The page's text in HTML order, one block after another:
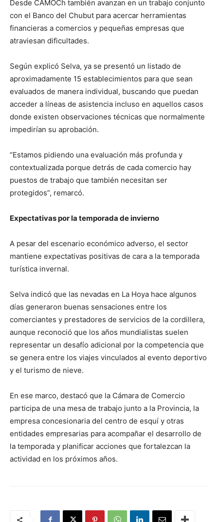
Desde CAMOCh también avanzan en un trabajo conjunto
con el Banco del Chubut para acercar herramientas
financieras a comercios y pequeñas empresas que
atraviesan dificultades.
Según explicó Selva, ya se presentó un listado de
aproximadamente 15 establecimientos para que sean
evaluados de manera individual, buscando que puedan
acceder a líneas de asistencia incluso en aquellos casos
donde existen observaciones técnicas que normalmente
impedirían su aprobación.
“Estamos pidiendo una evaluación más profunda y
contextualizada porque detrás de cada comercio hay
puestos de trabajo que también necesitan ser
protegidos”, remarcó.
Expectativas por la temporada de invierno
A pesar del escenario económico adverso, el sector
mantiene expectativas positivas de cara a la temporada
turística invernal.
Selva indicó que las nevadas en La Hoya hace algunos
días generaron buenas sensaciones entre los
comerciantes y prestadores de servicios de la cordillera,
aunque reconoció que los años mundialistas suelen
representar un desafío adicional por la competencia que
se genera entre los viajes vinculados al evento deportivo
y el turismo de nieve.
En ese marco, destacó que la Cámara de Comercio
participa de una mesa de trabajo junto a la Provincia, la
empresa concesionaria del centro de esquí y otras
entidades empresarias para acompañar el desarrollo de
la temporada y planificar acciones que fortalezcan la
actividad en los próximos años.